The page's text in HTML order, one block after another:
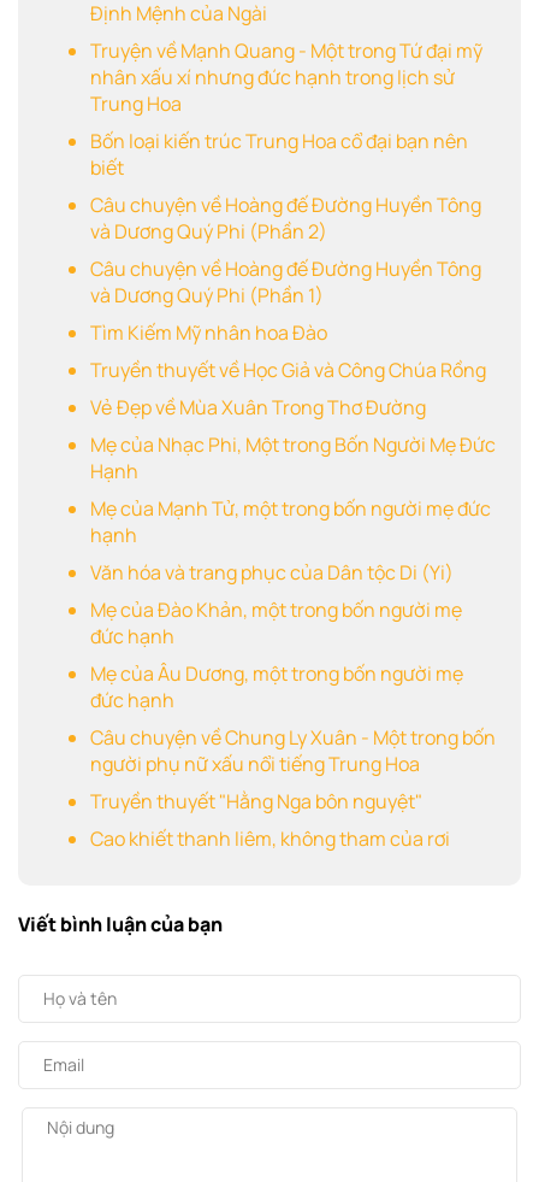
Định Mệnh của Ngài
Truyện về Mạnh Quang - Một trong Tứ đại mỹ
nhân xấu xí nhưng đức hạnh trong lịch sử
Trung Hoa
Bốn loại kiến trúc Trung Hoa cổ đại bạn nên
biết
Câu chuyện về Hoàng đế Đường Huyền Tông
và Dương Quý Phi (Phần 2)
Câu chuyện về Hoàng đế Đường Huyền Tông
và Dương Quý Phi (Phần 1)
Tìm Kiếm Mỹ nhân hoa Đào
Truyền thuyết về Học Giả và Công Chúa Rồng
Vẻ Đẹp về Mùa Xuân Trong Thơ Đường
Mẹ của Nhạc Phi, Một trong Bốn Người Mẹ Đức
Hạnh
Mẹ của Mạnh Tử, một trong bốn người mẹ đức
hạnh
Văn hóa và trang phục của Dân tộc Di (Yi)
Mẹ của Đào Khản, một trong bốn người mẹ
đức hạnh
Mẹ của Âu Dương, một trong bốn người mẹ
đức hạnh
Câu chuyện về Chung Ly Xuân - Một trong bốn
người phụ nữ xấu nổi tiếng Trung Hoa
Truyền thuyết "Hằng Nga bôn nguyệt"
Cao khiết thanh liêm, không tham của rơi
Viết bình luận của bạn